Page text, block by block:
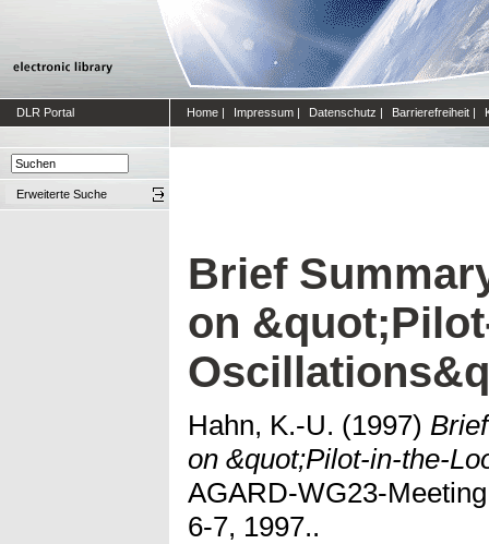
DLR Portal Home | Impressum | Datenschutz | Barrierefreiheit |
Erweiterte Suche
Brief
on
Hahn, K.-U. (1997)
on &quot;Pilot-in-the-
AGARD-WG23-
6-7, 1997..